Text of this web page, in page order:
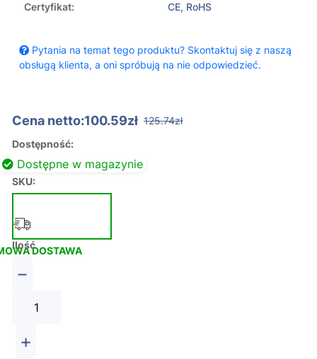
Certyfikat:
CE, RoHS
Pytania na temat tego produktu? Skontaktuj się z naszą
obsługą klienta, a oni spróbują na nie odpowiedzieć.
Cena netto:100.59zł 125.74zł
Dostępność:
Dostępne w magazynie
SKU:
DOSTAWA
Ilość
−
+